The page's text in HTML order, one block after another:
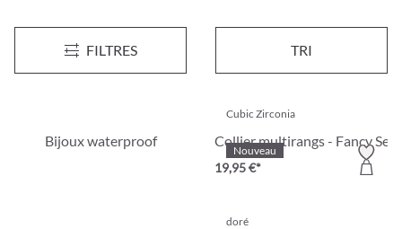
FILTRES TRI
Nouveau
Collier - Royal Heritage Collier - Vintage Royale
Bijoux waterproof
Nouveau
Cubic Zirconia
Collier multirangs - Fancy
19,95 €*
doré